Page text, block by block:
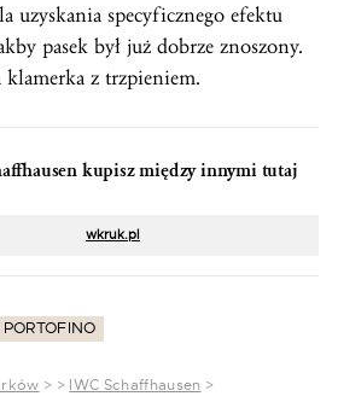
uzyskania specyficznego efektu
pasek był już dobrze znoszony.
z trzpieniem.
kupisz między innymi tutaj
wkruk.pl
PORTOFINO
> > IWC Schaffhausen >